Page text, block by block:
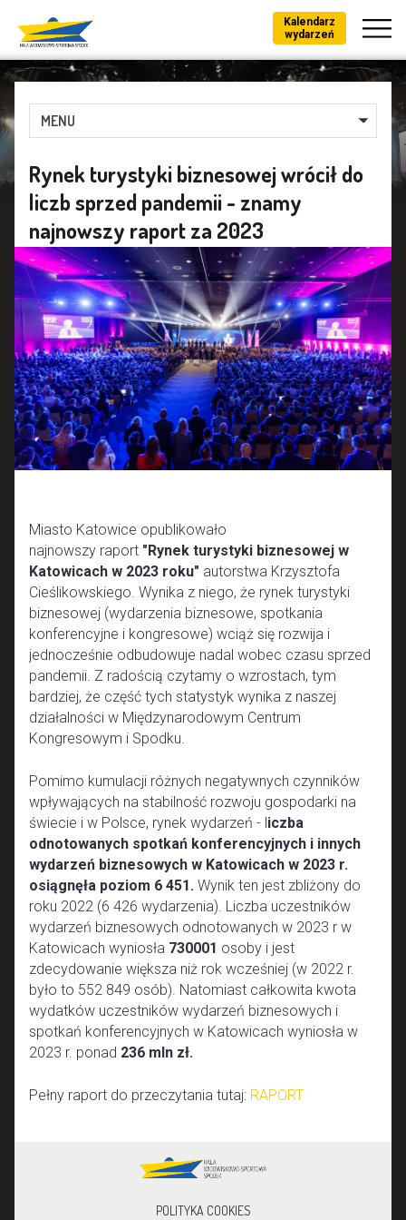
Kalendarz
wydarzeń
MENU
Rynek turystyki biznesowej wrócił do
liczb sprzed pandemii - znamy
najnowszy raport za 2023
Miasto Katowice opublikowało
najnowszy raport "Rynek turystyki biznesowej w
Katowicach w 2023 roku" autorstwa Krzysztofa
Cieślikowskiego. Wynika z niego, że rynek turystyki
biznesowej (wydarzenia biznesowe, spotkania
konferencyjne i kongresowe) wciąż się rozwija i
jednocześnie odbudowuje nadal wobec czasu sprzed
pandemii. Z radością czytamy o wzrostach, tym
bardziej, że część tych statystyk wynika z naszej
działalności w Międzynarodowym Centrum
Kongresowym i Spodku.
Pomimo kumulacji różnych negatywnych czynników
wpływających na stabilność rozwoju gospodarki na
świecie i w Polsce, rynek wydarzeń - l iczba
odnotowanych spotkań konferencyjnych i innych
wydarzeń biznesowych w Katowicach w 2023 r.
osiągnęła poziom 6 451. Wynik ten jest zbliżony do
roku 2022 (6 426 wydarzenia). Liczba uczestników
wydarzeń biznesowych odnotowanych w 2023 r w
Katowicach wyniosła 730001 osoby i jest
zdecydowanie większa niż rok wcześniej (w 2022 r.
było to 552 849 osób). Natomiast całkowita kwota
wydatków uczestników wydarzeń biznesowych i
spotkań konferencyjnych w Katowicach wyniosła w
2023 r. ponad 236 mln zł.
Pełny raport do przeczytania tutaj: RAPORT
POLITYKA COOKIES